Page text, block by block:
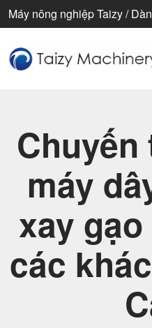
Máy nông nghiệp Taizy /
Chuyến
máy
xay
các